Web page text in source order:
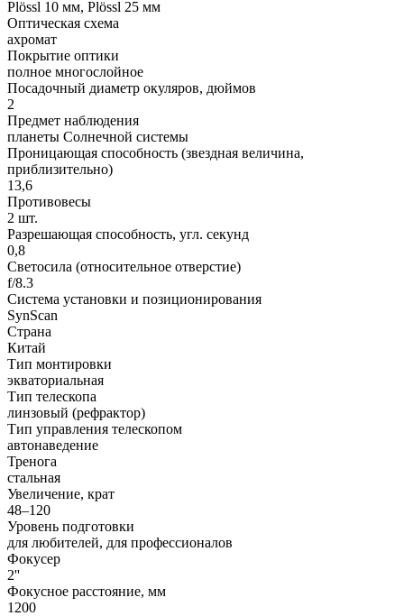
Plössl 10 мм, Plössl 25 мм
Оптическая схема
ахромат
Покрытие оптики
полное многослойное
Посадочный диаметр окуляров, дюймов
2
Предмет наблюдения
планеты Солнечной системы
Проницающая способность (звездная величина,
приблизительно)
13,6
Противовесы
2 шт.
Разрешающая способность, угл. секунд
0,8
Светосила (относительное отверстие)
f/8.3
Система установки и позиционирования
SynScan
Страна
Китай
Тип монтировки
экваториальная
Тип телескопа
линзовый (рефрактор)
Тип управления телескопом
автонаведение
Тренога
стальная
Увеличение, крат
48–120
Уровень подготовки
для любителей, для профессионалов
Фокусер
2''
Фокусное расстояние, мм
1200